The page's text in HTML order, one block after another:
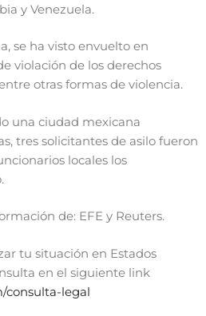
y Venezuela.
se ha visto envuelto en
violación de los derechos
otras formas de violencia.
una ciudad mexicana
tres solicitantes de asilo fueron
locales los
de: EFE y Reuters.
tu situación en Estados
en el siguiente link
consulta-legal